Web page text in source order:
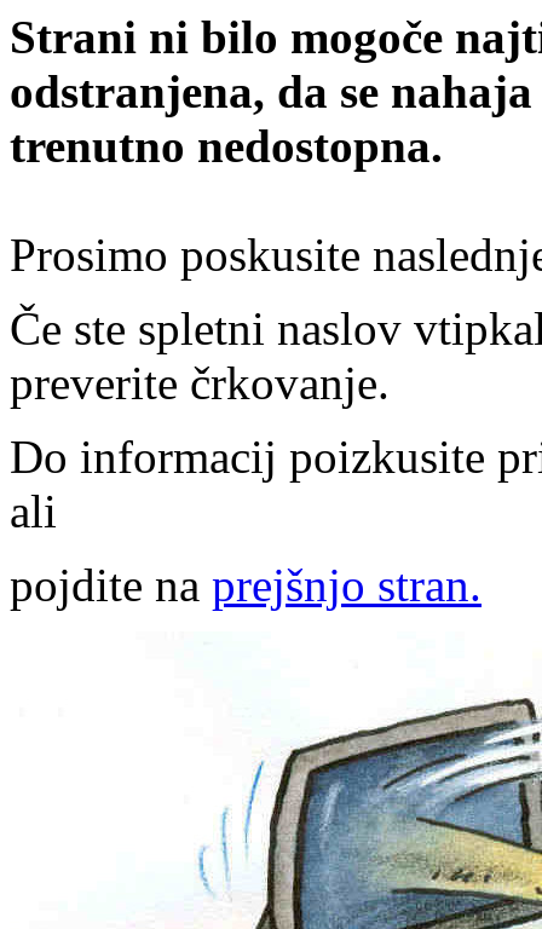
Strani ni bilo mogoče
odstranjena, da se
trenutno nedostopna.
Prosimo poskusite
Če ste spletni naslov
preverite črkovanje.
Do informacij poizkusite
ali
pojdite na prejšnjo stran.